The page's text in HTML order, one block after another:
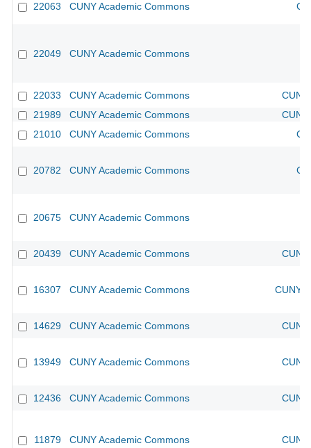
22063 CUNY Academic Commons
22049 CUNY Academic Commons
22033 CUNY Academic Commons
21989
CUNY Academic Commons
21010
CUNY Academic Commons
20782 CUNY Academic Commons
20675 CUNY Academic Commons
20439 CUNY Academic Commons
16307 CUNY Academic Commons CUNY
14629 CUNY Academic Commons
13949 CUNY Academic Commons
12436 CUNY Academic Commons
11879 CUNY Academic Commons